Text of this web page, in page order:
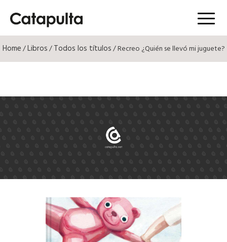
Menú
Home/Libros/Todos los títulos/ Recreo ¿Quién se llevó mi juguete?